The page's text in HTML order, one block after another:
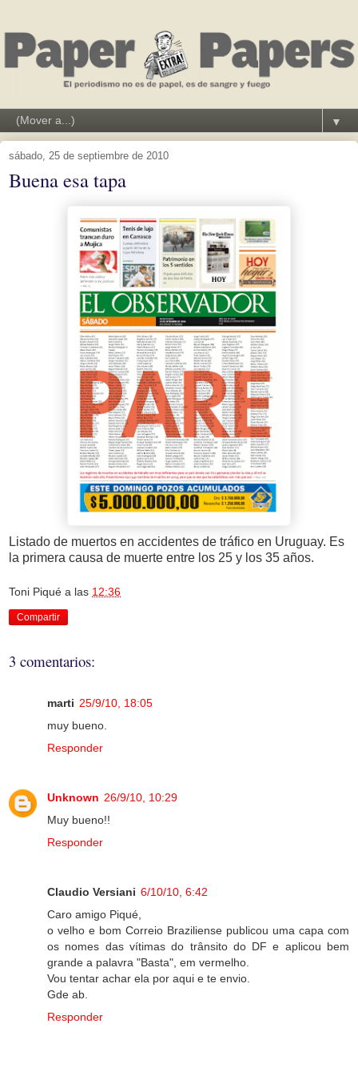
▼
sábado, 25 de septiembre de 2010
Buena esa tapa
Listado de muertos en accidentes de tráfico en Uruguay. Es
la primera causa de muerte entre los 25 y los 35 años.
Toni Piqué a las 12:36
Compartir
3 comentarios:
marti 25/9/10, 18:05
muy bueno.
Responder
Unknown 26/9/10, 10:29
Muy bueno!!
Responder
Claudio Versiani 6/10/10, 6:42
Caro amigo Piqué,
o velho e bom Correio Braziliense publicou uma capa com
os nomes das vítimas do trânsito do DF e aplicou bem
grande a palavra "Basta", em vermelho.
Vou tentar achar ela por aqui e te envio.
Gde ab.
Responder